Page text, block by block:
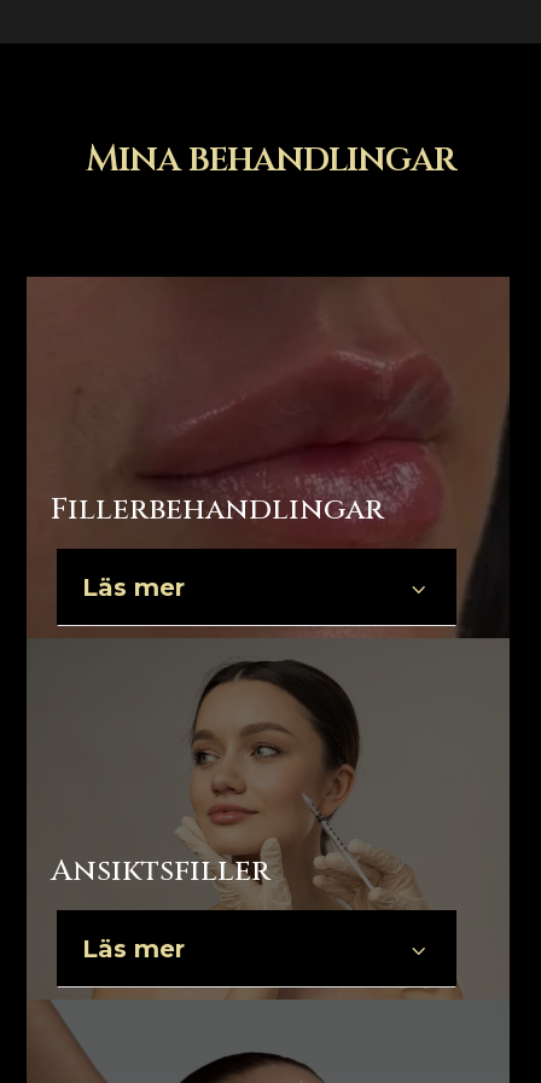
Mina behandlingar
Fillerbehandlingar
Läs mer 3
Ansiktsfiller
Läs mer 3